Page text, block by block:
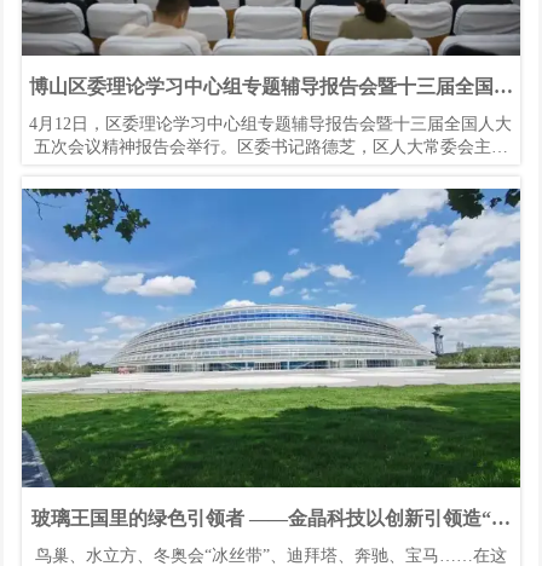
​博山区委理论学习中心组专题辅导报告会暨十三届全国人
大五次会议精神报告会举行
4月12日，区委理论学习中心组专题辅导报告会暨十三届全国人大
五次会议精神报告会举行。区委书记路德芝，区人大常委会主任
大班子领导出席会议。
玻璃王国里的绿色引领者 ——金晶科技以创新引领造“好
品”
鸟巢、水立方、冬奥会“冰丝带”、迪拜塔、奔驰、宝马……在这